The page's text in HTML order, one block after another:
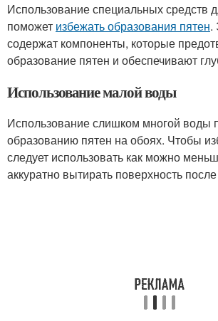
Использование специальных средств
поможет избежать образования пятен.
содержат компоненты, которые
образование пятен и обеспечивают
Использование малой воды
Использование слишком многой воды
образованию пятен на обоях. Чтобы
следует использовать как можно
аккуратно вытирать поверхность